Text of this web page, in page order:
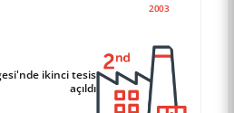
2003
ikinci tesis
açıldı